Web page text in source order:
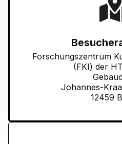
Forschungszentrum
(FKI) der
Johannes-
12459